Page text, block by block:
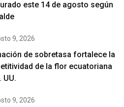
este 14 de agosto según
9, 2026
de sobretasa fortalece la
de la flor ecuatoriana
UU.
9, 2026